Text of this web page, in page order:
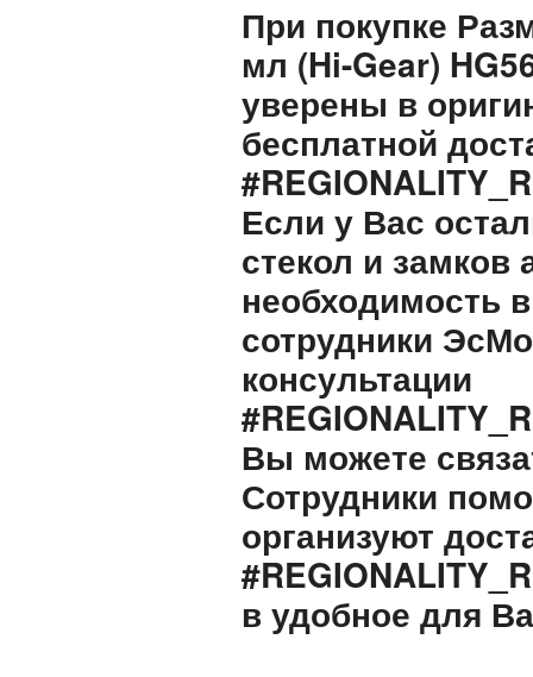
При покупке
мл (Hi-Gear)
уверены в
бесплатной
Если у Вас
стекол и замков
необходимость
сотрудники
консультации
Вы можете
Сотрудники
организуют
в удобное для